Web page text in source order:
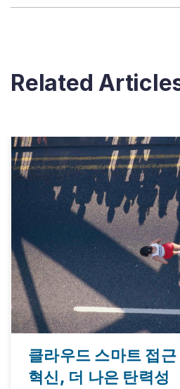
Related
클라우드 스마트 접
혁신, 더 나은 탄력성